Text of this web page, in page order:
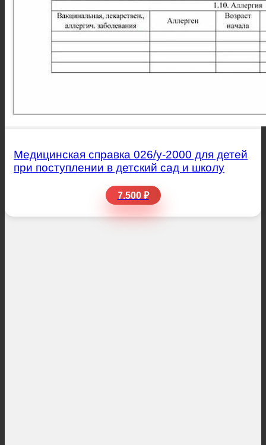
Медицинская справка 026/у-2000 для детей
при поступлении в детский сад и школу
7.500 ₽